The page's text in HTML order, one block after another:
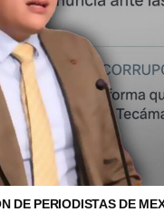
DE PERIODISTAS DE